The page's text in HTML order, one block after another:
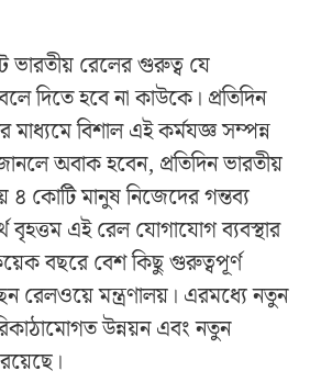
ভারতীয় রেলের গুরুত্ব যে
দিতে হবে না কাউকে। প্রতিদিন
মাধ্যমে বিশাল এই কর্মযজ্ঞ সম্পন্ন
অবাক হবেন, প্রতিদিন ভারতীয়
৪ কোটি মানুষ নিজেদের গন্তব্য
বৃহত্তম এই রেল যোগাযোগ ব্যবস্থার
বছরে বেশ কিছু গুরুত্বপূর্ণ
রেলওয়ে মন্ত্রণালয়। এরমধ্যে নতুন
উন্নয়ন এবং নতুন